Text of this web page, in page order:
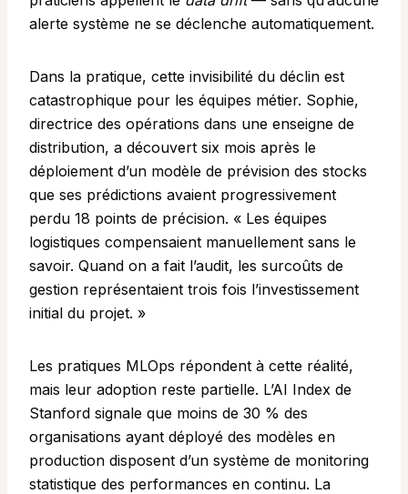
alerte système ne se déclenche automatiquement.
Dans la pratique, cette invisibilité du déclin est
catastrophique pour les équipes métier. Sophie,
directrice des opérations dans une enseigne de
distribution, a découvert six mois après le
déploiement d’un modèle de prévision des stocks
que ses prédictions avaient progressivement
perdu 18 points de précision. « Les équipes
logistiques compensaient manuellement sans le
savoir. Quand on a fait l’audit, les surcoûts de
gestion représentaient trois fois l’investissement
initial du projet. »
Les pratiques MLOps répondent à cette réalité,
mais leur adoption reste partielle. L’AI Index de
Stanford signale que moins de 30 % des
organisations ayant déployé des modèles en
production disposent d’un système de monitoring
statistique des performances en continu. La